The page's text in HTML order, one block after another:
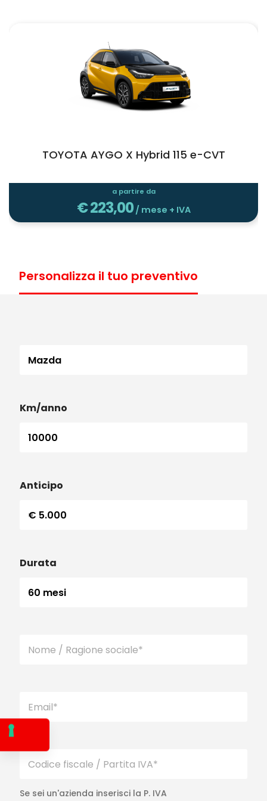
TOYOTA AYGO X Hybrid 115 e-CVT
a partire da
€223,00/ mese + IVA
Personalizza il tuo preventivo
Km/anno
Anticipo
Durata
Se sei un'azienda inserisci la P. IVA